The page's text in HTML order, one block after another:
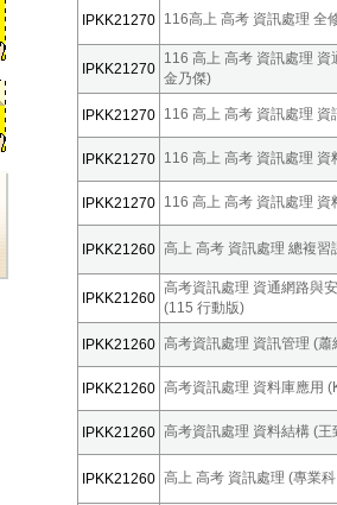
IPKK21270 116高上 高考 資訊處理 全
IPKK21270
116 高上 高考 資訊處理
金乃傑)
IPKK21270 116 高上 高考 資訊處理 資
IPKK21270 116 高上 高考 資訊處理 資
IPKK21270 116 高上 高考 資訊處理 資
IPKK21260 高上 高考 資訊處理 總複習
IPKK21260
高考資訊處理 資通網路與
(115 行動版)
IPKK21260 高考資訊處理 資訊管理 (
IPKK21260 高考資訊處理 資料庫應用
IPKK21260 高考資訊處理 資料結構 (
IPKK21260 高上 高考 資訊處理 (專業